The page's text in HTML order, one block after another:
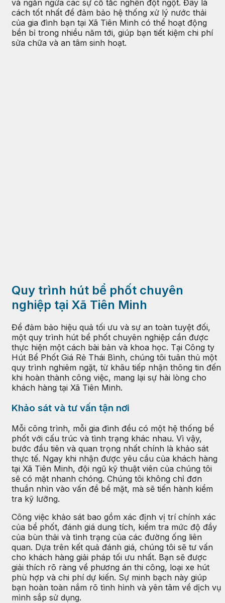
và ngăn ngừa các sự cố tắc nghẽn đột ngột. Đây là
cách tốt nhất để đảm bảo hệ thống xử lý nước thải
của gia đình bạn tại Xã Tiên Minh có thể hoạt động
bền bỉ trong nhiều năm tới, giúp bạn tiết kiệm chi phí
sửa chữa và an tâm sinh hoạt.
Quy trình hút bể phốt chuyên
nghiệp tại Xã Tiên Minh
Để đảm bảo hiệu quả tối ưu và sự an toàn tuyệt đối,
một quy trình hút bể phốt chuyên nghiệp cần được
thực hiện một cách bài bản và khoa học. Tại Công ty
Hút Bể Phốt Giá Rẻ Thái Bình, chúng tôi tuân thủ một
quy trình nghiêm ngặt, từ khâu tiếp nhận thông tin đến
khi hoàn thành công việc, mang lại sự hài lòng cho
khách hàng tại Xã Tiên Minh.
Khảo sát và tư vấn tận nơi
Mỗi công trình, mỗi gia đình đều có một hệ thống bể
phốt với cấu trúc và tình trạng khác nhau. Vì vậy,
bước đầu tiên và quan trọng nhất chính là khảo sát
thực tế. Ngay khi nhận được yêu cầu của khách hàng
tại Xã Tiên Minh, đội ngũ kỹ thuật viên của chúng tôi
sẽ có mặt nhanh chóng. Chúng tôi không chỉ đơn
thuần nhìn vào vấn đề bề mặt, mà sẽ tiến hành kiểm
tra kỹ lưỡng.
Công việc khảo sát bao gồm xác định vị trí chính xác
của bể phốt, đánh giá dung tích, kiểm tra mức độ đầy
của bùn thải và tình trạng của các đường ống liên
quan. Dựa trên kết quả đánh giá, chúng tôi sẽ tư vấn
cho khách hàng giải pháp tối ưu nhất. Bạn sẽ được
giải thích rõ ràng về phương án thi công, loại xe hút
phù hợp và chi phí dự kiến. Sự minh bạch này giúp
bạn hoàn toàn nắm rõ tình hình và yên tâm về dịch vụ
mình sắp sử dụng.